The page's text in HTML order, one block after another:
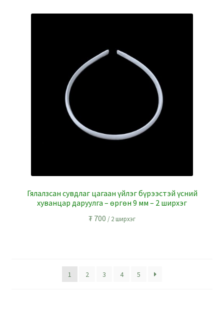
Гялалзсан сувдлаг цагаан үйлэг бүрээстэй үсний
хуванцар даруулга – өргөн 9 мм – 2 ширхэг
₮ 700 / 2 ширхэг
1 2 3 4 5